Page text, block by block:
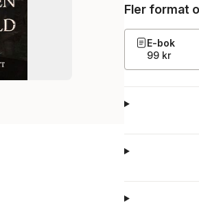
Fler format
E-bok
99 kr